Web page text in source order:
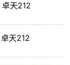
卓天212
卓天212